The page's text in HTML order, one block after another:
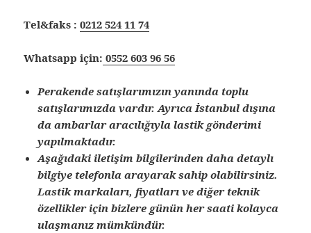
Tel&faks :0212 524 11 74
Whatsapp için: 0552 603 96 56
Perakende satışlarımızın yanında toplu
satışlarımızda vardır. Ayrıca İstanbul dışına
da ambarlar aracılığıyla lastik gönderimi
yapılmaktadır.
Aşağıdaki iletişim bilgilerinden daha detaylı
bilgiye telefonla arayarak sahip olabilirsiniz.
Lastik markaları, fiyatları ve diğer teknik
özellikler için bizlere günün her saati kolayca
ulaşmanız mümkündür.